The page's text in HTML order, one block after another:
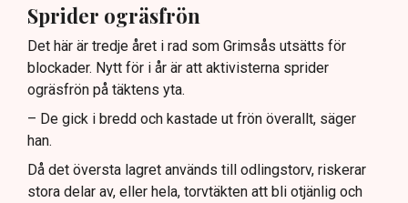
Sprider ogräsfrön
Det här är tredje året i rad som Grimsås utsätts för
blockader. Nytt för i år är att aktivisterna sprider
ogräsfrön på täktens yta.
– De gick i bredd och kastade ut frön överallt, säger
han.
Då det översta lagret används till odlingstorv, riskerar
stora delar av, eller hela, torvtäkten att bli otjänlig och